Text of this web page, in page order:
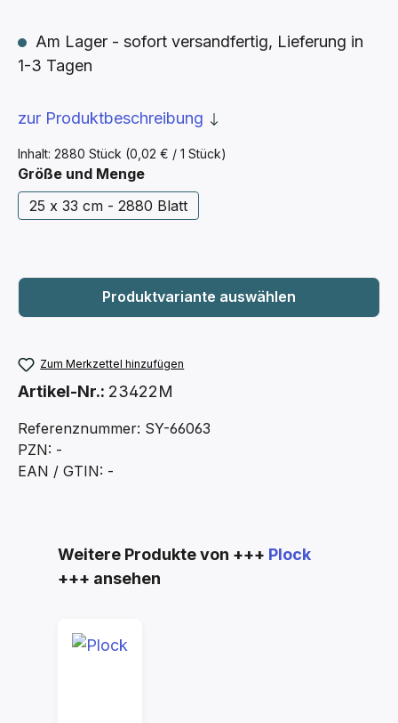
Inhalt: 2880 Stück (0,02 € / 1 Stück)
Am Lager - sofort versandfertig, Lieferung in
1-3 Tagen
zur Produktbeschreibung
Größe und Mengeauswählen
25 x 33 cm - 2880 Blatt
Zum Merkzettel hinzufügen
Artikel-Nr.: 23422M
Referenznummer: SY-66063
PZN: -
EAN / GTIN: -
Produktgalerie überspringen
Weitere Produkte von +++ Plock
+++ ansehen